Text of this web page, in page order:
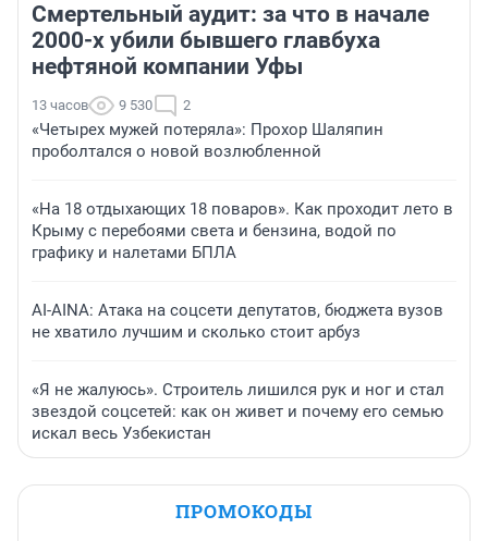
Смертельный аудит: за что в начале
2000-х убили бывшего главбуха
нефтяной компании Уфы
13 часов 9 530 2
«Четырех мужей потеряла»: Прохор Шаляпин
проболтался о новой возлюбленной
«На 18 отдыхающих 18 поваров». Как проходит лето в
Крыму с перебоями света и бензина, водой по
графику и налетами БПЛА
AI-AINA: Атака на соцсети депутатов, бюджета вузов
не хватило лучшим и сколько стоит арбуз
«Я не жалуюсь». Строитель лишился рук и ног и стал
звездой соцсетей: как он живет и почему его семью
искал весь Узбекистан
ПРОМОКОДЫ